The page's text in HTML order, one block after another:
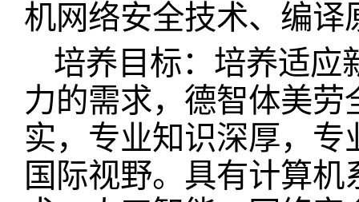
机网络安全技术、编
培养目标：培养适应
力的需求，德智体美
实，专业知识深厚，
国际视野。具有计算